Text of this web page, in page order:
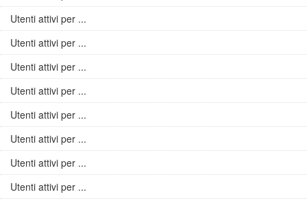
Utenti attivi per ...
Utenti attivi per ...
Utenti attivi per ...
Utenti attivi per ...
Utenti attivi per ...
Utenti attivi per ...
Utenti attivi per ...
Utenti attivi per ...